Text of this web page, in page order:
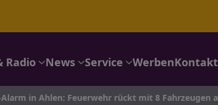
Radio News Service WerbenKontakt
Feuerwehr rückt mit 8 Fahrzeugen aus